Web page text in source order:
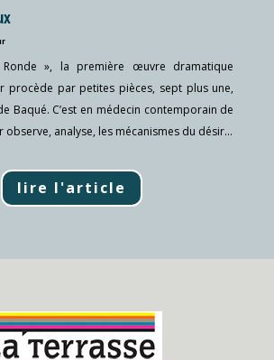
», la première œuvre dramatique
procède par petites pièces, sept plus une,
Baqué. C’est en médecin contemporain de
observe, analyse, les mécanismes du désir…
lire l'article